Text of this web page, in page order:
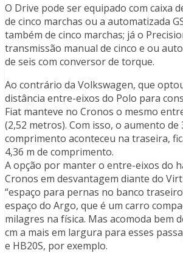
O Drive pode ser equipado com caixa
de cinco marchas ou a automatizada
também de cinco marchas; já o
transmissão manual de cinco e ou
de seis com conversor de torque.
Ao contrário da Volkswagen, que
distância entre-eixos do Polo para
Fiat manteve no Cronos o mesmo
(2,52 metros). Com isso, o aumento
comprimento aconteceu na traseira,
4,36 m de comprimento.
A opção por manter o entre-eixos do
Cronos em desvantagem diante do
“espaço para pernas no banco
espaço do Argo, que é um carro
milagres na física. Mas acomoda bem
cm a mais em largura para esses
e HB20S, por exemplo.